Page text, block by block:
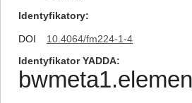
Identyfikatory
DOI
10.4064/fm224-1-4
Identyfikator YADDA